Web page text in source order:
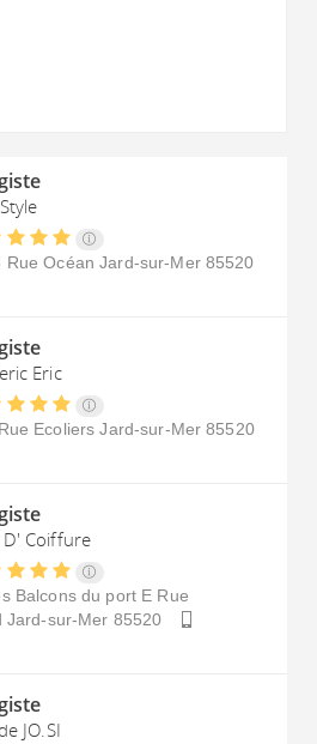
Rue Océan Jard-sur-Mer 85520
Eric
Ecoliers Jard-sur-Mer 85520
Coiffure
Balcons du port E Rue
Jard-sur-Mer 85520
JO.SI